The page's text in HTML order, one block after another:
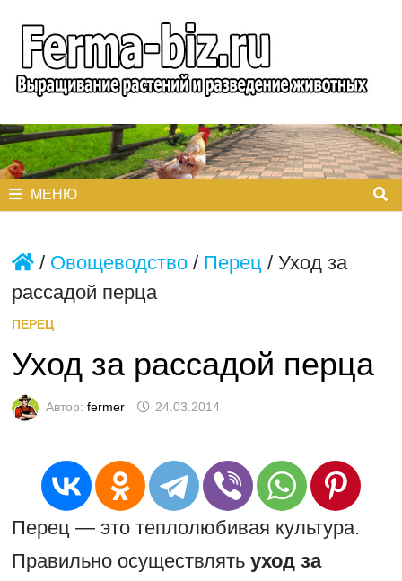
содержимому
МЕНЮ
/ Овощеводство/ Перец/ Уход за
рассадой перца
ПЕРЕЦ
Уход за рассадой перца
Автор: fermer 24.03.2014
Перец — это теплолюбивая культура.
Правильно осуществлять уход за